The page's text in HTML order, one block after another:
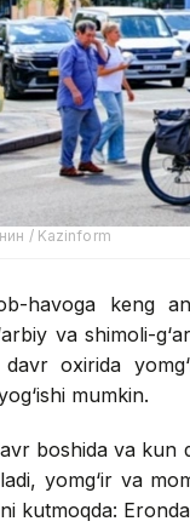
/ Kazinform
havoga keng
va shimoli-
oxirida
mumkin.
boshida va kun
yomg‘ir va
kutmoqda: